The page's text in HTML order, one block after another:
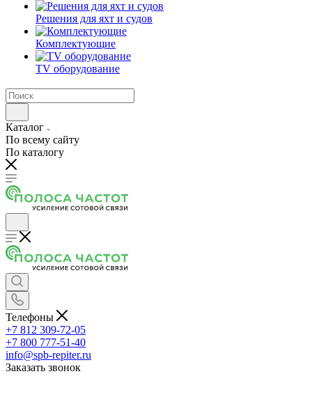
Решения для яхт и судов
Комплектующие
TV оборудование
Каталог
По всему сайту
По каталогу
Телефоны
+7 812 309-72-05
+7 800 777-51-40
info@spb-repiter.ru
Заказать звонок